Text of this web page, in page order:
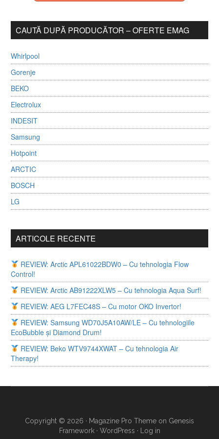
CAUTĂ DUPĂ PRODUCĂTOR – OFERTE EMAG
Whirlpool
Gorenje
BEKO
Electrolux
INDESIT
Samsung
Hotpoint
ARCTIC
BOSCH
LG
ARTICOLE RECENTE
REVIEW: Arctic APL61022BDW0 – Cu tehnologia Flow
Control!
REVIEW: Arctic AB91222XLW5 – Cu tehnologia Aqua Surf!
REVIEW: AEG L7FEC48S – Cu motor OKO Invertor!
REVIEW: Samsung WD70J5A10AW/LE – Cu tehnologiile
EcoBubble și Diamond Drum!
REVIEW: Beko WTV9744XWAT – Cu tehnologia Air
Therapy!
Copyright © 2026 · Magazine Pro Theme on Genesis
Framework· WordPress · Log in